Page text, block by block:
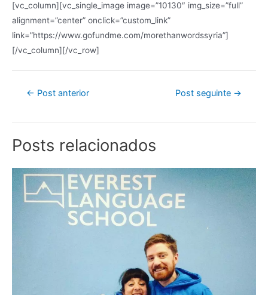
[vc_column][vc_single_image image=”10130″ img_size=”full”
alignment=”center” onclick=”custom_link”
link=”https://www.gofundme.com/morethanwordssyria”]
[/vc_column][/vc_row]
← Post anterior Post seguinte →
Posts relacionados